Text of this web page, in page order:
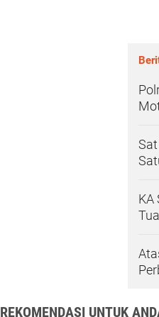
KA
REKOMENDASI UNTUK